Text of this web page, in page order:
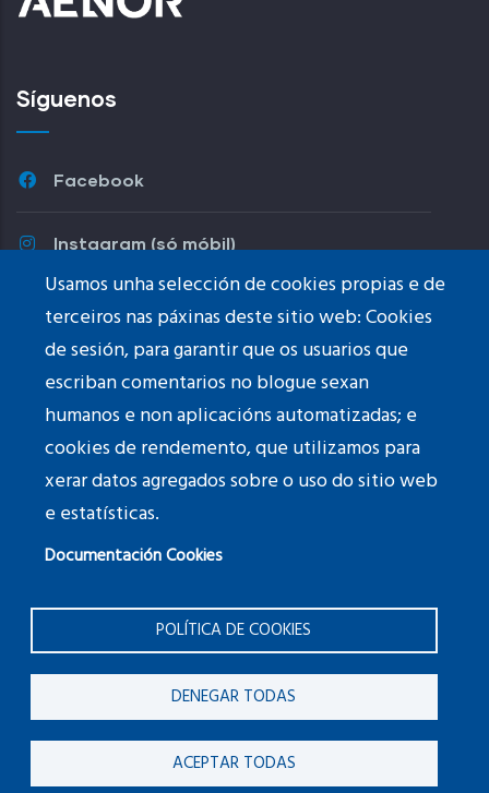
Usamos unha selección de cookies propias e de
terceiros nas páxinas deste sitio web: Cookies
de sesión, para garantir que os usuarios que
escriban comentarios no blogue sexan
humanos e non aplicacións automatizadas; e
cookies de rendemento, que utilizamos para
xerar datos agregados sobre o uso do sitio web
e estatísticas.
Documentación Cookies
POLÍTICA DE COOKIES
DENEGAR TODAS
ACEPTAR TODAS
Síguenos
Facebook
Instagram (só móbil)
Youtube
Fotografías dobanner
publican neste sitio web, a pesar de ter asinado o
correspondente formulario de autorización do uso da
imaxe persoal polo centro, pode solicitar a retirada de
calquera fotografía publicada neste sitio web
mediante a cumplimentación do seguinte
FORMULARIO